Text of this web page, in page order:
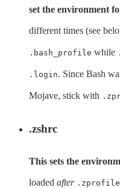
set the environment
different times (see
.bash_profile while
.login. Since Bash
Mojave, stick with
.zshrc
This sets the
loaded after .zprofile